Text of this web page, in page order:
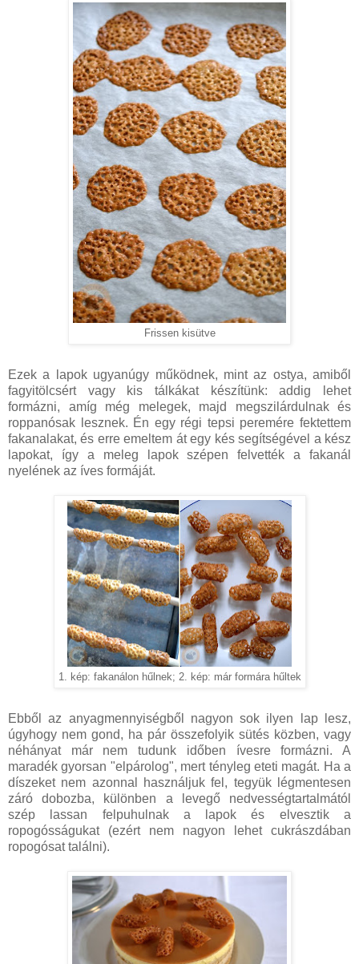
Frissen kisütve
Ezek a lapok ugyanúgy működnek, mint az ostya, amiből
fagyitölcsért vagy kis tálkákat készítünk: addig lehet
formázni, amíg még melegek, majd megszilárdulnak és
roppanósak lesznek. Én egy régi tepsi peremére fektettem
fakanalakat, és erre emeltem át egy kés segítségével a kész
lapokat, így a meleg lapok szépen felvették a fakanál
nyelének az íves formáját.
1. kép: fakanálon hűlnek; 2. kép: már formára hűltek
Ebből az anyagmennyiségből nagyon sok ilyen lap lesz,
úgyhogy nem gond, ha pár összefolyik sütés közben, vagy
néhányat már nem tudunk időben ívesre formázni. A
maradék gyorsan "elpárolog", mert tényleg eteti magát. Ha a
díszeket nem azonnal használjuk fel, tegyük légmentesen
záró dobozba, különben a levegő nedvességtartalmától
szép lassan felpuhulnak a lapok és elvesztik a
ropogósságukat (ezért nem nagyon lehet cukrászdában
ropogósat találni).